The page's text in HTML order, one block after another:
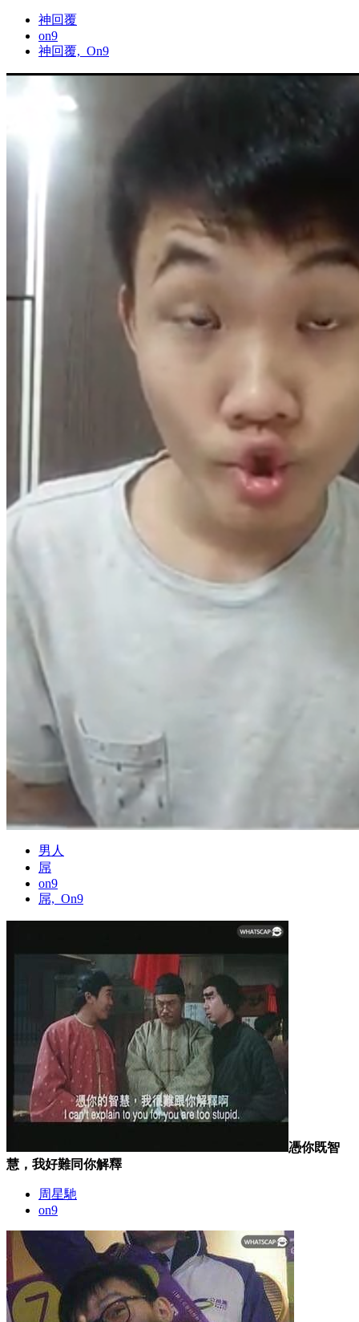
神回覆
on9
神回覆,_On9
男人
屌
on9
屌,_On9
憑你既智
慧，我好難同你解釋
周星馳
on9